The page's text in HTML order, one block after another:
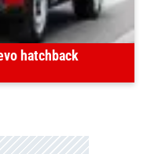
hatchback